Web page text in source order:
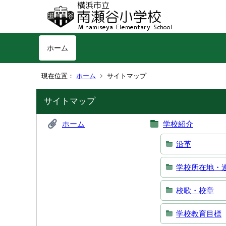
ホーム
現在位置： ホーム サイトマップ
サイトマップ
ホーム 学校紹介
沿革
学校所在地・
校歌・校章
学校教育目標